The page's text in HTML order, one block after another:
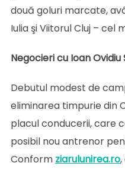
două goluri marcate,
Iulia şi Viitorul Cluj – cel
Negocieri cu Ioan Ovidiu
Debutul modest de
eliminarea timpurie din
placul conducerii, care
posibil nou antrenor
Conform ziarulunirea.ro